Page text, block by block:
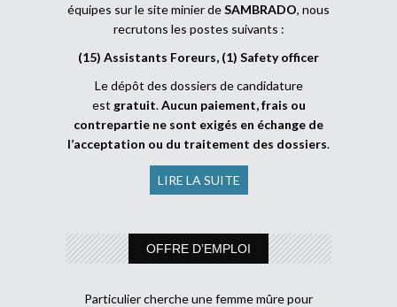
équipes sur le site minier deSAMBRADO, nous
recrutons les postes suivants :
(15) Assistants Foreurs, (1) Safety officer
Le dépôt des dossiers de candidature
est gratuit.Aucun paiement, frais ou
contrepartie ne sont exigés en échange de
l’acceptation ou du traitement des dossiers.
LIRE LA SUITE
OFFRE D’EMPLOI
Particulier cherche une femme mûre pour